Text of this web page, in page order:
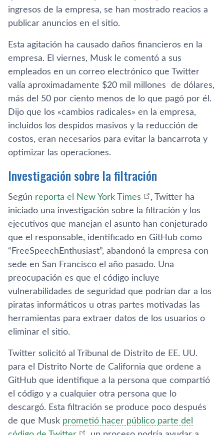
ingresos de la empresa, se han mostrado reacios a
publicar anuncios en el sitio.
Esta agitación ha causado daños financieros en la
empresa. El viernes, Musk le comentó a sus
empleados en un correo electrónico que Twitter
valía aproximadamente $20 mil millones de dólares,
más del 50 por ciento menos de lo que pagó por él.
Dijo que los «cambios radicales» en la empresa,
incluidos los despidos masivos y la reducción de
costos, eran necesarios para evitar la bancarrota y
optimizar las operaciones.
Investigación sobre la filtración
Según reporta el New York Times
, Twitter ha
iniciado una investigación sobre la filtración y los
ejecutivos que manejan el asunto han conjeturado
que el responsable, identificado en GitHub como
“FreeSpeechEnthusiast”, abandonó la empresa con
sede en San Francisco el año pasado. Una
preocupación es que el código incluye
vulnerabilidades de seguridad que podrían dar a los
piratas informáticos u otras partes motivadas las
herramientas para extraer datos de los usuarios o
eliminar el sitio.
Twitter solicitó al Tribunal de Distrito de EE. UU.
para el Distrito Norte de California que ordene a
GitHub que identifique a la persona que compartió
el código y a cualquier otra persona que lo
descargó. Esta filtración se produce poco después
de que Musk prometió hacer público parte del